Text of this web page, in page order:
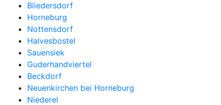
Bliedersdorf
Horneburg
Nottensdorf
Halvesbostel
Sauensiek
Guderhandviertel
Beckdorf
Neuenkirchen bei Horneburg
Niederel